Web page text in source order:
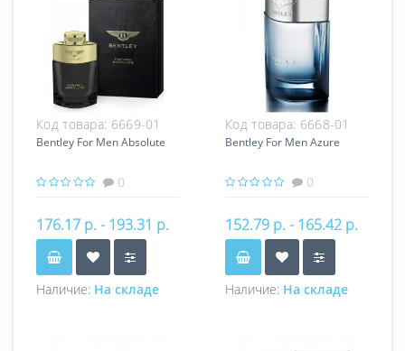
Код товара: 6669-01
Bentley For Men Absolute
0
176.17 р. - 193.31 р.
Наличие: На складе
Код товара: 6668-01
Bentley For Men Azure
0
152.79 р. - 165.42 р.
Наличие: На складе